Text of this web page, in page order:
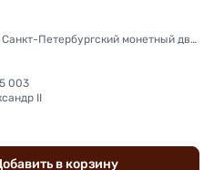
Монетный двор: Санкт-Петербургский монетный двор
003
II
в корзину